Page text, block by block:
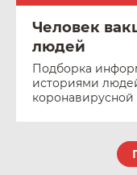
Человек
людей
Подборка
историями